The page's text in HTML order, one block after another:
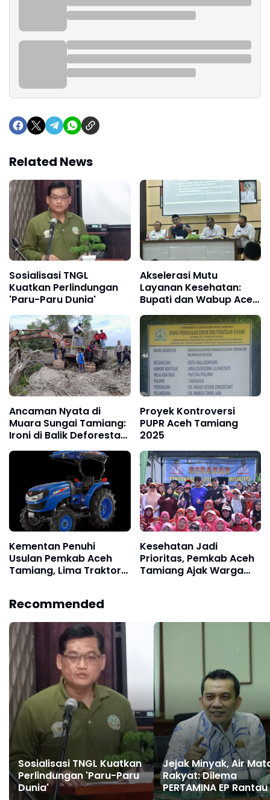
Related News
Sosialisasi TNGL
Kuatkan Perlindungan
'Paru-Paru Dunia'
Akselerasi Mutu
Layanan Kesehatan:
Bupati dan Wabup Aceh
Tamiang Bertemu
Dokter dan Nakes
Ancaman Nyata di
Muara Sungai Tamiang:
Ironi di Balik Deforestasi
Bakau
Proyek Kontroversi
PUPR Aceh Tamiang
2025
Kementan Penuhi
Usulan Pemkab Aceh
Tamiang, Lima Traktor
Kesehatan Jadi
Prioritas, Pemkab Aceh
Tamiang Ajak Warga
Recommended
Sosialisasi TNGL Kuatkan
Perlindungan 'Paru-Paru
Dunia'
Jejak Minyak, Air
Rakyat: Dilema
PERTAMINA EP Rantau